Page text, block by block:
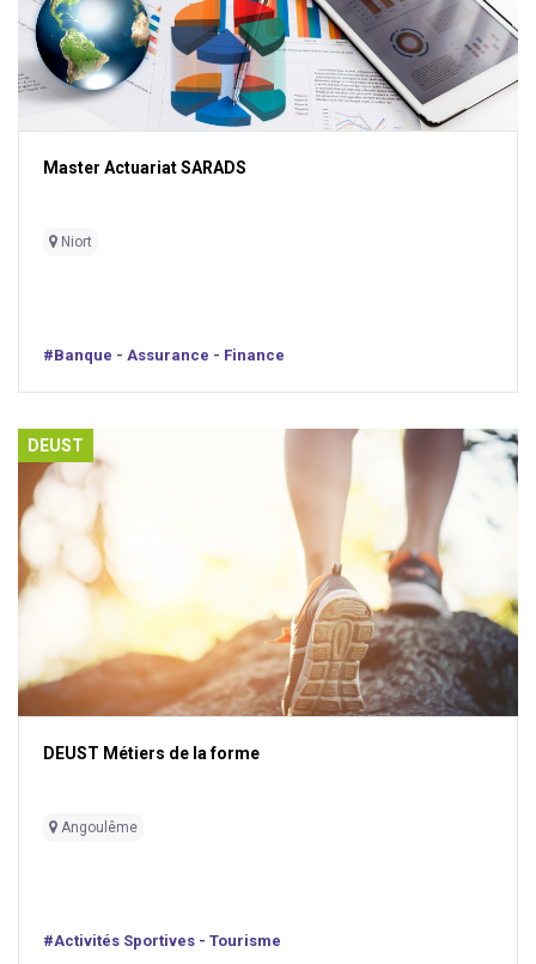
Master Actuariat SARADS
Niort
#Banque - Assurance - Finance
DEUST
DEUST Métiers de la forme
Angoulême
#Activités Sportives - Tourisme